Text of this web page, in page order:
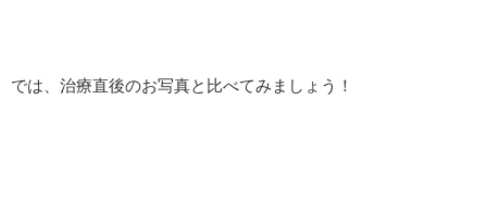
では、治療直後のお写真と比べてみましょう！